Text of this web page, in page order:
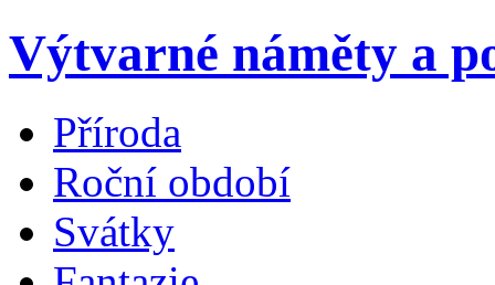
Výtvarné náměty a
Příroda
Roční období
Svátky